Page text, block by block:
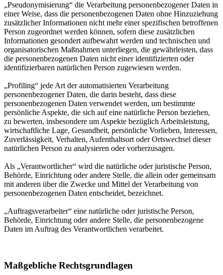
„Pseudonymisierung“ die Verarbeitung personenbezogener Daten in
einer Weise, dass die personenbezogenen Daten ohne Hinzuziehung
zusätzlicher Informationen nicht mehr einer spezifischen betroffenen
Person zugeordnet werden können, sofern diese zusätzlichen
Informationen gesondert aufbewahrt werden und technischen und
organisatorischen Maßnahmen unterliegen, die gewährleisten, dass
die personenbezogenen Daten nicht einer identifizierten oder
identifizierbaren natürlichen Person zugewiesen werden.
„Profiling“ jede Art der automatisierten Verarbeitung
personenbezogener Daten, die darin besteht, dass diese
personenbezogenen Daten verwendet werden, um bestimmte
persönliche Aspekte, die sich auf eine natürliche Person beziehen,
zu bewerten, insbesondere um Aspekte bezüglich Arbeitsleistung,
wirtschaftliche Lage, Gesundheit, persönliche Vorlieben, Interessen,
Zuverlässigkeit, Verhalten, Aufenthaltsort oder Ortswechsel dieser
natürlichen Person zu analysieren oder vorherzusagen.
Als „Verantwortlicher“ wird die natürliche oder juristische Person,
Behörde, Einrichtung oder andere Stelle, die allein oder gemeinsam
mit anderen über die Zwecke und Mittel der Verarbeitung von
personenbezogenen Daten entscheidet, bezeichnet.
„Auftragsverarbeiter“ eine natürliche oder juristische Person,
Behörde, Einrichtung oder andere Stelle, die personenbezogene
Daten im Auftrag des Verantwortlichen verarbeitet.
Maßgebliche Rechtsgrundlagen